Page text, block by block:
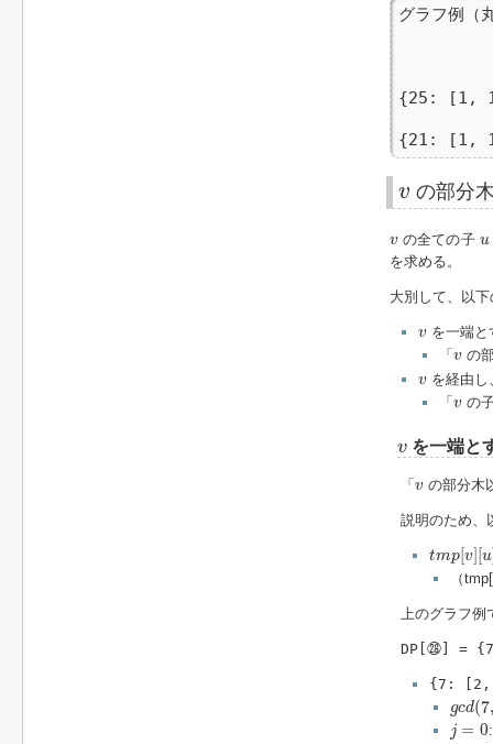
グラフ例（
{25: [1,
{21: [1,
v
v の部分
v
vの全ての子u
u
を求める。
大別して、以
v
vを一端と
「v
v の
v
vを経由し
「v
v の
v
vを一端と
「 v
vの部分木
説明のため、
tmp[v][u
tm v ][u
（
上のグラフ例
DP[㉘] =
{7:
gcd(7
d(7
j = 0
j=